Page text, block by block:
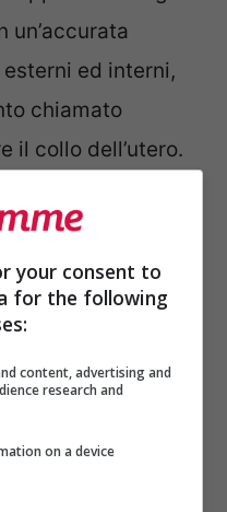
un’accurata
ed interni,
chiamato
il collo dell’utero.
il tuo
a specifiche
tra cui:
permette di
interno
per la
your consent to
for the following
content, advertising and
research and
on a device